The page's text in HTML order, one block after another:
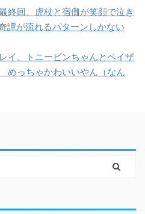
終回、虎杖と宿儺が笑顔で泣き
譚が流れるパターンしかない
イ、トニービンちゃんとペイザ
っちゃかわいいやん（なん